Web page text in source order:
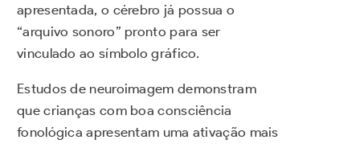
apresentada, o cérebro já possua o
“arquivo sonoro” pronto para ser
vinculado ao símbolo gráfico.
Estudos de neuroimagem demonstram
que crianças com boa consciência
fonológica apresentam uma ativação mais